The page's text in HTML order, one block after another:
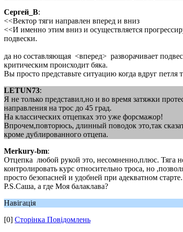
Сергей_В:
<<Вектор тяги направлен вперед и вниз
<<И именно этим вниз и осуществляется
подвески.
да но составляющая <вперед> разворачивает
критическим происходит бяка.
Вы просто представьте ситуацию когда вдруг
LETUN73:
Я не только представил,но и во время затяжки
направления на трос до 45 град.
На классических отцепках это уже форсмажор!
Впрочем,повторюсь, длинный поводок это,так
кроме дублированного отцепа.
Merkury-bm:
Отцепка любой рукой это, несомненно,плюс. Тяга не
контролировать курс относительно троса, но
просто безопасней и удобней при адекватном старте.
Р.S.Саша, а где Моя балаклава?
Навігація
[0] Сторінка Повідомлень